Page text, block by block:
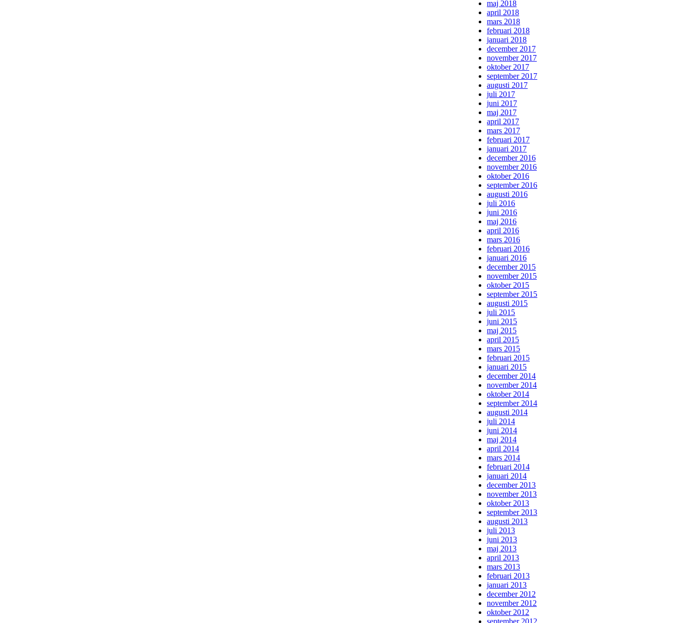
maj 2018
april 2018
mars 2018
februari 2018
januari 2018
december 2017
november 2017
oktober 2017
september 2017
augusti 2017
juli 2017
juni 2017
maj 2017
april 2017
mars 2017
februari 2017
januari 2017
december 2016
november 2016
oktober 2016
september 2016
augusti 2016
juli 2016
juni 2016
maj 2016
april 2016
mars 2016
februari 2016
januari 2016
december 2015
november 2015
oktober 2015
september 2015
augusti 2015
juli 2015
juni 2015
maj 2015
april 2015
mars 2015
februari 2015
januari 2015
december 2014
november 2014
oktober 2014
september 2014
augusti 2014
juli 2014
juni 2014
maj 2014
april 2014
mars 2014
februari 2014
januari 2014
december 2013
november 2013
oktober 2013
september 2013
augusti 2013
juli 2013
juni 2013
maj 2013
april 2013
mars 2013
februari 2013
januari 2013
december 2012
november 2012
oktober 2012
september 2012